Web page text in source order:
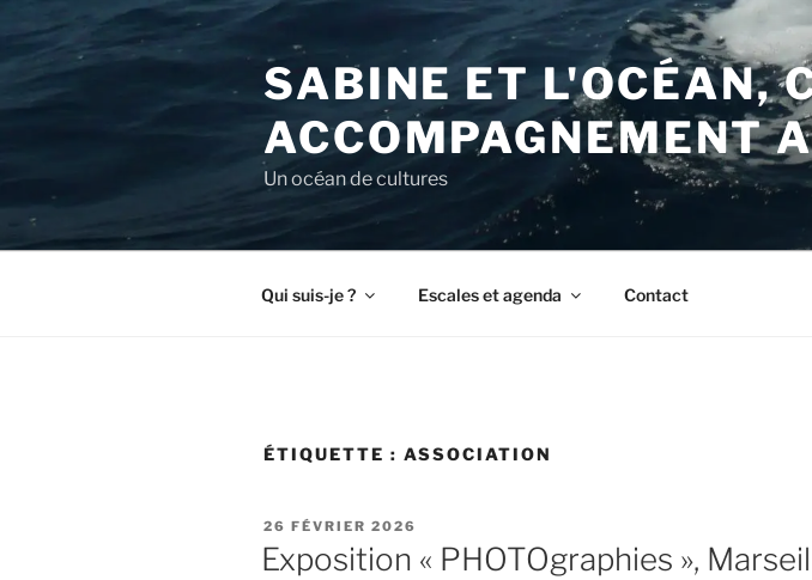
contenu
principal
SABINE ET L'OCÉAN,
ACCOMPAGNEMENT
Un océan de cultures
Qui suis-je ? Escales et agenda Contact
ÉTIQUETTE : ASSOCIATION
PUBLIÉ
LE
26 FÉVRIER 2026
Exposition « PHOTOgraphies »,